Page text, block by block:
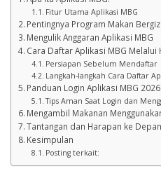
Fitur Utama Aplikasi MBG
Pentingnya Program Makan
Mengulik Anggaran Aplikasi MBG
Cara Daftar Aplikasi MBG Melalui
Persiapan Sebelum Mendaftar
Langkah-langkah Cara Daftar
Panduan Login Aplikasi MBG 2026
Tips Aman Saat Login dan
Mengambil Makanan
Tantangan dan Harapan ke Depan
Kesimpulan
Posting terkait: